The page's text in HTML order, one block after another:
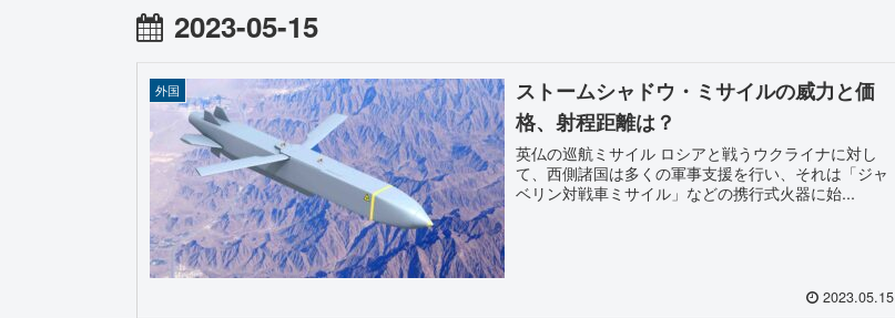
2023-05-15
外国
ストームシャドウ・ミサイルの威力と価
格、射程距離は？
英仏の巡航ミサイル ロシアと戦うウクライナに対し
て、西側諸国は多くの軍事支援を行い、それは「ジャ
ベリン対戦車ミサイル」などの携行式火器に始...
2023.05.15